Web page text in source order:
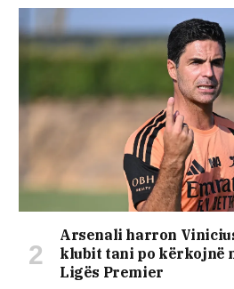
Arsenali harron
klubit tani po kërkojnë
Ligës Premier